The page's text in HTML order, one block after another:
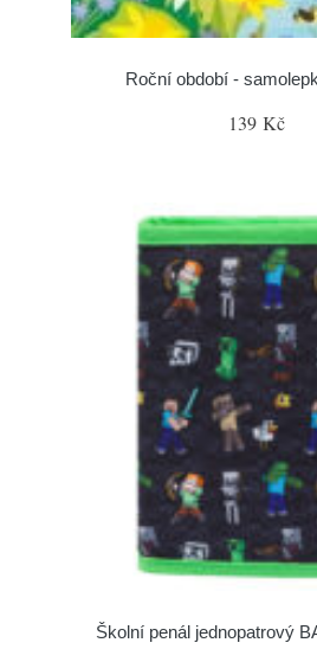
Roční období -
139 Kč
Školní penál jednopatrový